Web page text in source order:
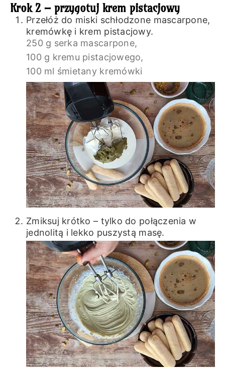
Krok 2 – przygotuj krem pistacjowy
Przełóż do miski schłodzone mascarpone,
kremówkę i krem pistacjowy.
250 g serka mascarpone,
100 g kremu pistacjowego,
100 ml śmietany kremówki
Zmiksuj krótko – tylko do połączenia w
jednolitą i lekko puszystą masę.